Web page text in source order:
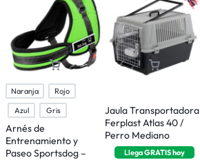
Naranja
Rojo
Azul
Gris
Arnés de
Entrenamiento y
Paseo Sportsdog –
Jaula Transportadora
Ferplast Atlas 40 /
Perro Mediano
LlegaGRATIShoy